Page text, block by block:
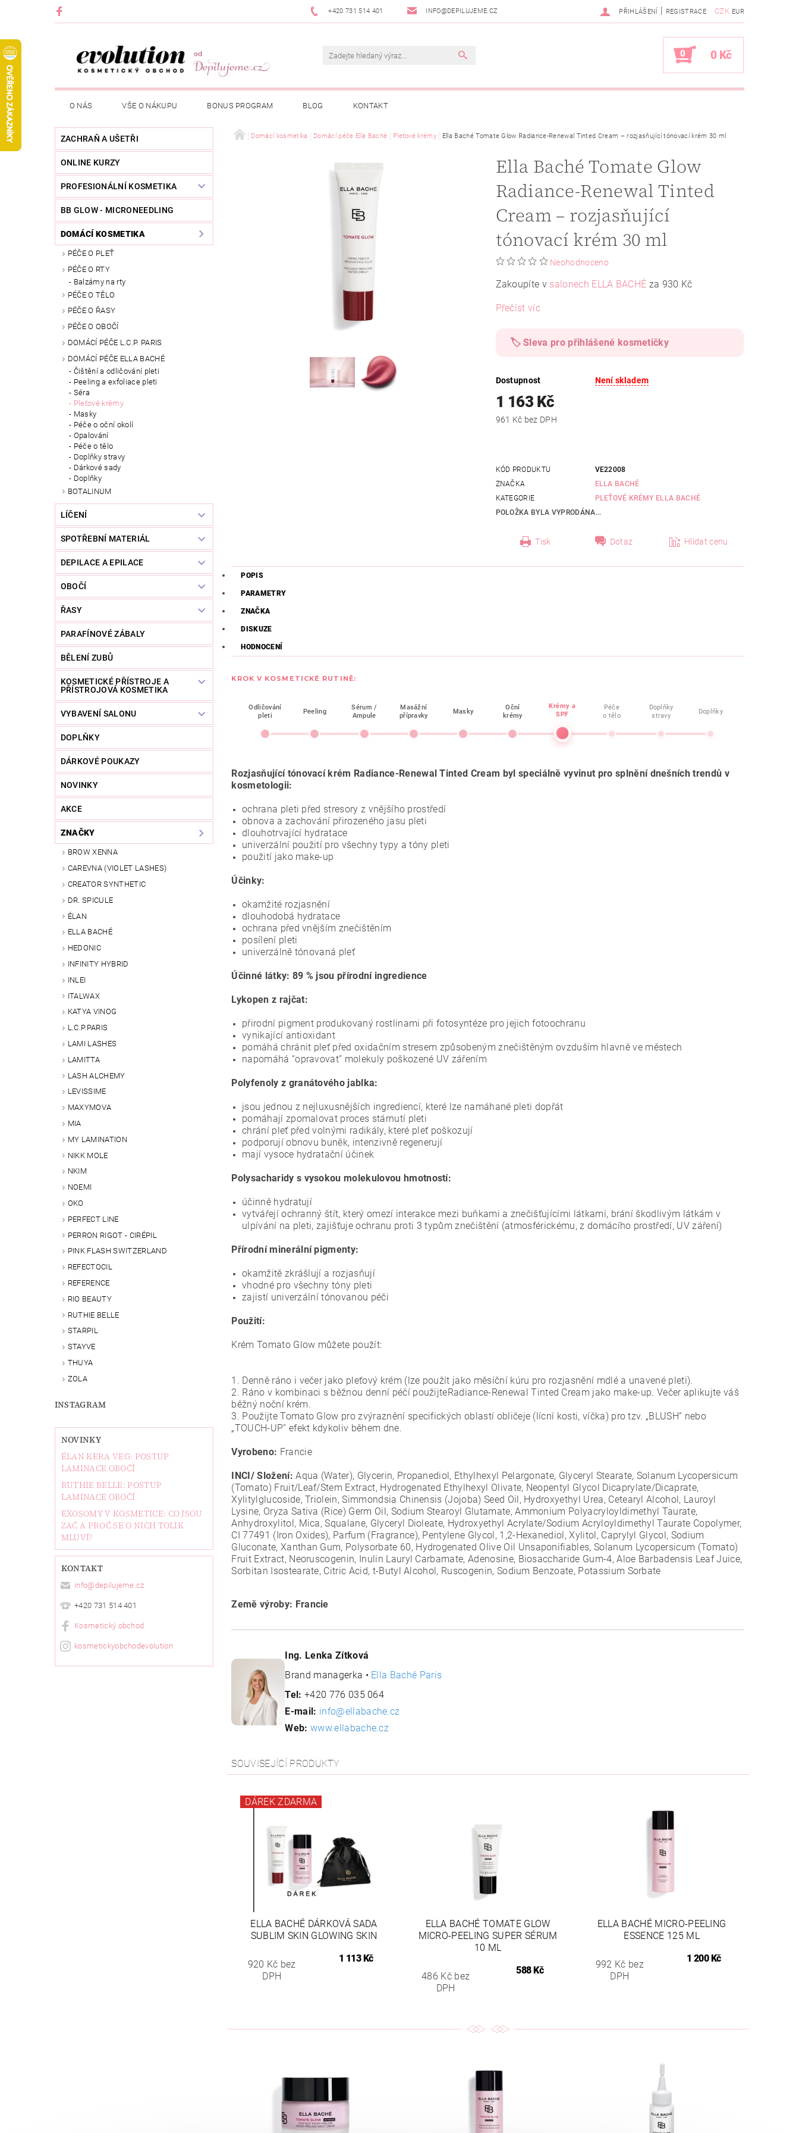
+420 731 514 401 INFO@DEPILUJEME.CZ CZK EUR
PŘIHLÁŠENÍ | REGISTRACE
0 0 Kč
O NÁS VŠE O NÁKUPU BONUS PROGRAM BLOG KONTAKT
ZACHRAŇ A UŠETŘI
ONLINE KURZY
PROFESIONÁLNÍ KOSMETIKA
BB GLOW - MICRONEEDLING
DOMÁCÍ KOSMETIKA
PÉČE O PLEŤ
PÉČE O RTY
Balzámy na rty
PÉČE O TĚLO
PÉČE O ŘASY
PÉČE O OBOČÍ
DOMÁCÍ PÉČE L.C.P. PARIS
DOMÁCÍ PÉČE ELLA BACHÉ
Čištění a odličování pleti
Peeling a exfoliace pleti
Séra
Pleťové krémy
Masky
Péče o oční okolí
Opalování
Péče o tělo
Doplňky stravy
Dárkové sady
Doplňky
BOTALINUM
LÍČENÍ
SPOTŘEBNÍ MATERIÁL
DEPILACE A EPILACE
OBOČÍ
ŘASY
PARAFÍNOVÉ ZÁBALY
BĚLENÍ ZUBŮ
KOSMETICKÉ PŘÍSTROJE A
PŘÍSTROJOVÁ KOSMETIKA
VYBAVENÍ SALONU
DOPLŇKY
DÁRKOVÉ POUKAZY
NOVINKY
AKCE
ZNAČKY
BROW XENNA
CAREVNA (VIOLET LASHES)
CREATOR SYNTHETIC
DR. SPICULE
ÉLAN
ELLA BACHÉ
HEDONIC
INFINITY HYBRID
INLEI
ITALWAX
KATYA VINOG
L.C.P.PARIS
LAMI LASHES
LAMITTA
LASH ALCHEMY
LEVISSIME
MAXYMOVA
MIA
MY LAMINATION
NIKK MOLE
NKIM
NOEMI
OKO
PERFECT LINE
PERRON RIGOT - CIRÉPIL
PINK FLASH SWITZERLAND
REFECTOCIL
REFERENCE
RIO BEAUTY
RUTHIE BELLE
STARPIL
STAYVE
THUYA
ZOLA
INSTAGRAM
NOVINKY
ÉLAN KERA VEG: POSTUP
LAMINACE OBOČÍ
RUTHIE BELLE: POSTUP
LAMINACE OBOČÍ
EXOSOMY V KOSMETICE: CO JSOU
ZAČ A PROČ SE O NICH TOLIK
MLUVÍ?
KONTAKT
info@depilujeme.cz
+420 731 514 401
Kosmetický obchod
kosmetickyobchodevolution
Domácí kosmetika Domácí péče Ella Baché Pleťové krémy Ella Baché Tomate Glow Radiance-Renewal Tinted Cream – rozjasňující tónovací krém 30 ml
Ella Baché Tomate Glow
Radiance-Renewal Tinted
Cream – rozjasňující
tónovací krém 30 ml
Neohodnoceno
Zakoupíte v salonech ELLA BACHÉ za 930 Kč
Přečíst víc
🏷️ Sleva pro přihlášené kosmetičky
Dostupnost Není skladem
1 163 Kč
961 Kč bez DPH
KÓD PRODUKTU
VE22008
ZNAČKA
ELLA BACHÉ
KATEGORIE
PLEŤOVÉ KRÉMY ELLA BACHÉ
POLOŽKA BYLA VYPRODÁNA...
Tisk Dotaz Hlídat cenu
POPIS
PARAMETRY
ZNAČKA
DISKUZE
HODNOCENÍ
KROK V KOSMETICKÉ RUTINĚ:
Odličování
pleti
Peeling
Sérum /
Ampule
Masážní
přípravky
Masky
Oční
krémy
Krémy a
SPF
Péče
o tělo
Doplňky
stravy
Doplňky
Rozjasňující tónovací krém Radiance-Renewal Tinted Cream byl speciálně vyvinut pro splnění dnešních trendů v
kosmetologii:
ochrana pleti před stresory z vnějšího prostředí
obnova a zachování přirozeného jasu pleti
dlouhotrvající hydratace
univerzální použití pro všechny typy a tóny pleti
použití jako make-up
Účinky:
okamžité rozjasnění
dlouhodobá hydratace
ochrana před vnějším znečištěním
posílení pleti
univerzálně tónovaná pleť
Účinné látky: 89 % jsou přírodní ingredience
Lykopen z rajčat:
přirodní pigment produkovaný rostlinami při fotosyntéze pro jejich fotoochranu
vynikající antioxidant
pomáhá chránit pleť před oxidačním stresem způsobeným znečištěným ovzduším hlavně ve městech
napomáhá “opravovat” molekuly poškozené UV zářením
Polyfenoly z granátového jablka:
jsou jednou z nejluxusnějších ingrediencí, které lze namáhané pleti dopřát
pomáhají zpomalovat proces stárnutí pleti
chrání pleť před volnými radikály, které pleť poškozují
podporují obnovu buněk, intenzivně regenerují
mají vysoce hydratační účinek
Polysacharidy s vysokou molekulovou hmotností:
účinně hydratují
vytvářejí ochranný štít, který omezí interakce mezi buňkami a znečišťujícími látkami, brání škodlivým látkám v
ulpívání na pleti, zajišťuje ochranu proti 3 typům znečištění (atmosférickému, z domácího prostředí, UV záření)
Přírodní minerální pigmenty:
okamžitě zkrášlují a rozjasňují
vhodné pro všechny tóny pleti
zajistí univerzální tónovanou péči
Použití:
Krém Tomato Glow můžete použít:
1. Denně ráno i večer jako pleťový krém (lze použít jako měsíční kúru pro rozjasnění mdlé a unavené pleti).
2. Ráno v kombinaci s běžnou denní péčí použijteRadiance-Renewal Tinted Cream jako make-up. Večer aplikujte váš
běžný noční krém.
3. Použijte Tomato Glow pro zvýraznění specifických oblastí obličeje (lícní kosti, víčka) pro tzv. „BLUSH“ nebo
„TOUCH-UP“ efekt kdykoliv během dne.
Vyrobeno: Francie
INCI/ Složení: Aqua (Water), Glycerin, Propanediol, Ethylhexyl Pelargonate, Glyceryl Stearate, Solanum Lycopersicum
(Tomato) Fruit/Leaf/Stem Extract, Hydrogenated Ethylhexyl Olivate, Neopentyl Glycol Dicaprylate/Dicaprate,
Xylitylglucoside, Triolein, Simmondsia Chinensis (Jojoba) Seed Oil, Hydroxyethyl Urea, Cetearyl Alcohol, Lauroyl
Lysine, Oryza Sativa (Rice) Germ Oil, Sodium Stearoyl Glutamate, Ammonium Polyacryloyldimethyl Taurate,
Anhydroxylitol, Mica, Squalane, Glyceryl Dioleate, Hydroxyethyl Acrylate/Sodium Acryloyldimethyl Taurate Copolymer,
CI 77491 (Iron Oxides), Parfum (Fragrance), Pentylene Glycol, 1,2-Hexanediol, Xylitol, Caprylyl Glycol, Sodium
Gluconate, Xanthan Gum, Polysorbate 60, Hydrogenated Olive Oil Unsaponifiables, Solanum Lycopersicum (Tomato)
Fruit Extract, Neoruscogenin, Inulin Lauryl Carbamate, Adenosine, Biosaccharide Gum-4, Aloe Barbadensis Leaf Juice,
Sorbitan Isostearate, Citric Acid, t-Butyl Alcohol, Ruscogenin, Sodium Benzoate, Potassium Sorbate
Země výroby: Francie
Ing. Lenka Zítková
Brand managerka • Ella Baché Paris
Tel: +420 776 035 064
E-mail: info@ellabache.cz
Web: www.ellabache.cz
SOUVISEJÍCÍ PRODUKTY
DÁREK ZDARMA
ELLA BACHÉ DÁRKOVÁ SADA
SUBLIM SKIN GLOWING SKIN
920 Kč bez
DPH
1 113 Kč
ELLA BACHÉ TOMATE GLOW
MICRO-PEELING SUPER SÉRUM
10 ML
486 Kč bez
DPH
588 Kč
ELLA BACHÉ MICRO-PEELING
ESSENCE 125 ML
992 Kč bez
DPH
1 200 Kč